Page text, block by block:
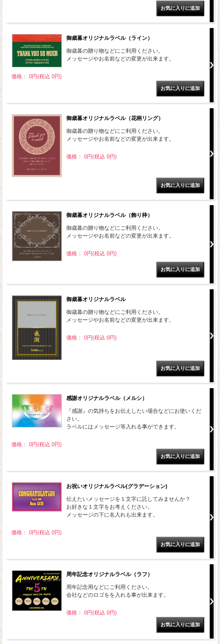
御歳暮オリジナルラベル（ライン）
御歳暮の贈り物などにご利用ください。
メッセージやお名前などの変更が出来ます。
価格： 0円(税込 0円)
御歳暮オリジナルラベル（花柄リング）
御歳暮の贈り物などにご利用ください。
メッセージやお名前などの変更が出来ます。
価格： 0円(税込 0円)
御歳暮オリジナルラベル（飾り枠）
御歳暮の贈り物などにご利用ください。
メッセージやお名前などの変更が出来ます。
価格： 0円(税込 0円)
御歳暮オリジナルラベル
御歳暮の贈り物などにご利用ください。
メッセージやお名前などの変更が出来ます。
価格： 0円(税込 0円)
感謝オリジナルラベル（メルシ）
『感謝』の気持ちをお伝えしたい場合などにお使いくだ
さい。
ラベルにはメッセージ等入れる事ができます。
価格： 0円(税込 0円)
お祝いオリジナルラベル(グラデーション)
伝えたいメッセージを１文字に託してみませんか？
お好きな１文字をお考えください。
メッセージの下に名入れも出来ます。
価格： 0円(税込 0円)
周年記念オリジナルラベル（ラフ）
周年記念用などにご利用ください。
会社などのロゴをを入れる事が出来ます。
価格： 0円(税込 0円)